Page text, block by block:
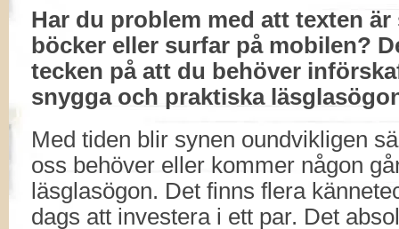
Har du problem med att texten
böcker eller surfar på mobilen?
tecken på att du behöver
snygga och praktiska
Med tiden blir synen oundvikligen
oss behöver eller kommer någon
läsglasögon. Det finns flera
dags att investera i ett par. Det